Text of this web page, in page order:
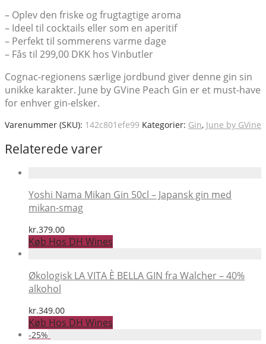
– Oplev den friske og frugtagtige aroma
– Ideel til cocktails eller som en aperitif
– Perfekt til sommerens varme dage
– Fås til 299,00 DKK hos Vinbutler
Cognac-regionens særlige jordbund giver denne gin sin
unikke karakter. June by GVine Peach Gin er et must-have
for enhver gin-elsker.
Varenummer (SKU): 142c801efe99 Kategorier: Gin, June by GVine
Relaterede varer
Yoshi Nama Mikan Gin 50cl – Japansk gin med
mikan-smag
kr.379.00
Køb Hos DH Wines
Økologisk LA VITA È BELLA GIN fra Walcher – 40%
alkohol
kr.349.00
Køb Hos DH Wines
-25%